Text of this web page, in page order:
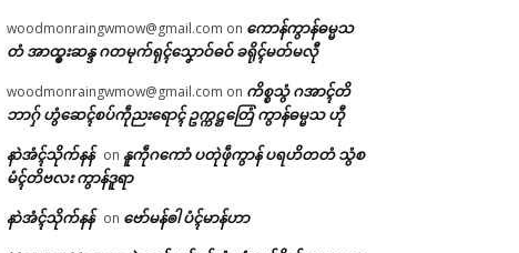
woodmonraingwmow@gmail.com on ကောန်ကွာန်ဓမ္မသ
တံ အာထ္ၜးဆန္ဒ ဂတမုက်ရုၚ်သၞောဝ်ဓဝ် ခရိုၚ်မတ်မလီု
woodmonraingwmow@gmail.com on ကိစ္စသွံ ဂအာၚ်တိ
ဘာဂှ် ဟွံဆေၚ်စပ်ကဵုညးရောၚ် ဥက္ကဋ္ဌတြေံ ကွာန်ဓမ္မသ ဟီု
နာဲအံၚ်သိုက်နန် on နူကဵုဂကောံ ပတုဲဖဵုကွာန် ပရဟိတတံ သွံစ
မံၚ်တိဗလး ကွာန်ဒူရာ
နာဲအံၚ်သိုက်နန် on ဗော်မန်ၜါ ပံၚ်မာန်ဟာ